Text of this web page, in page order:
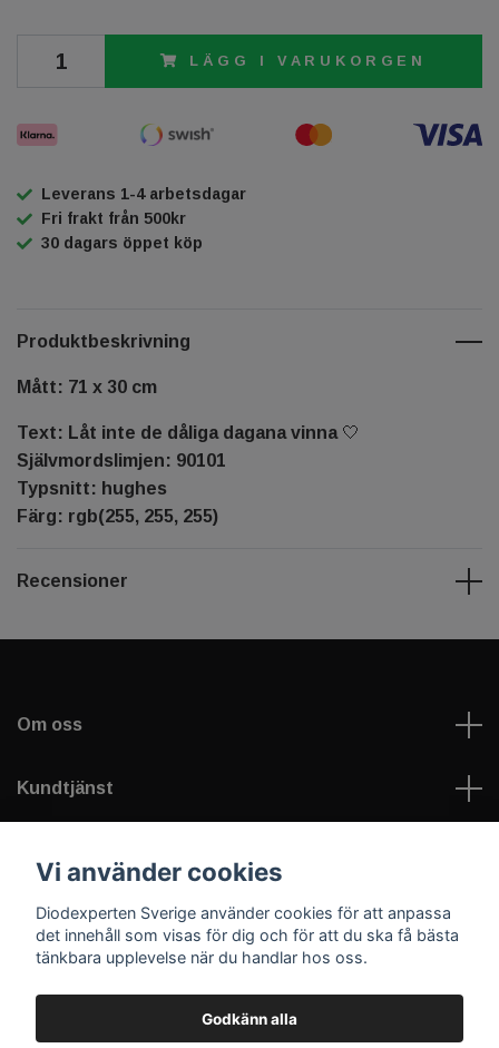
LÄGG I VARUKORGEN
Leverans 1-4 arbetsdagar
Fri frakt från 500kr
30 dagars öppet köp
Produktbeskrivning
Mått: 71 x 30 cm
Text: Låt inte de dåliga dagana vinna 🤍
Självmordslimjen: 90101
Typsnitt: hughes
Färg: rgb(255, 255, 255)
Recensioner
Om oss
Kundtjänst
Sociala medier
Vi använder cookies
Diodexperten Sverige använder cookies för att anpassa
det innehåll som visas för dig och för att du ska få bästa
tänkbara upplevelse när du handlar hos oss.
Godkänn alla